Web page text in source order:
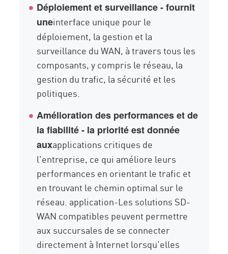
Déploiement et surveillance - fournit
uneinterface unique pour le
déploiement, la gestion et la
surveillance du WAN, à travers tous les
composants, y compris le réseau, la
gestion du trafic, la sécurité et les
politiques.
Amélioration des performances et de
la fiabilité - la priorité est donnée
auxapplications critiques de
l'entreprise, ce qui améliore leurs
performances en orientant le trafic et
en trouvant le chemin optimal sur le
réseau. application-Les solutions SD-
WAN compatibles peuvent permettre
aux succursales de se connecter
directement à Internet lorsqu'elles